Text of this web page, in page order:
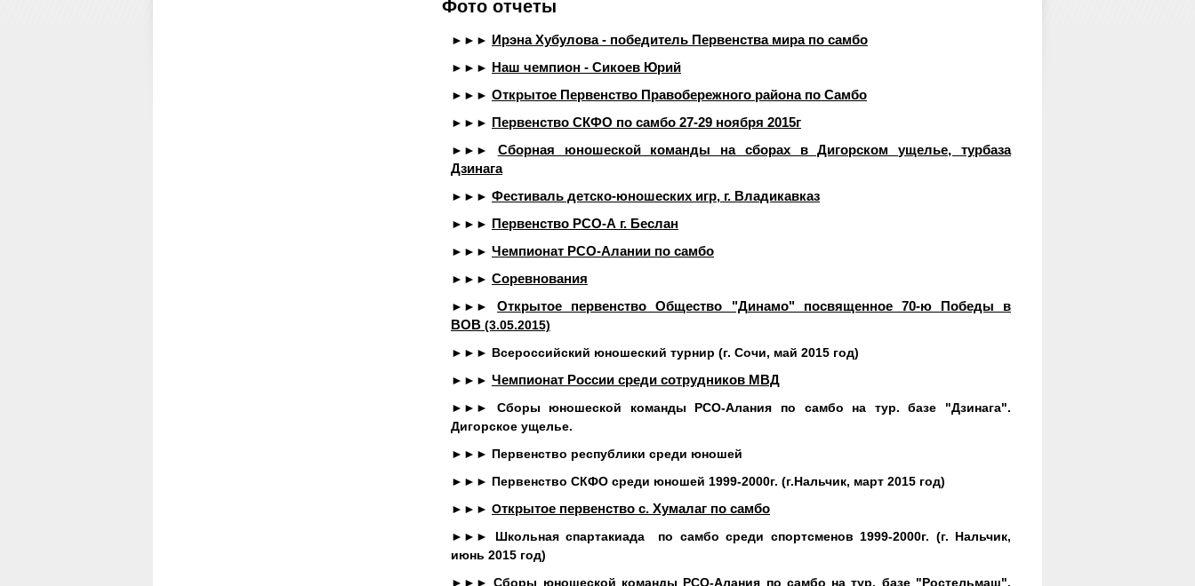
Фото отчеты
►►► Ирэна Хубулова - победитель Первенства мира по самбо
►►► Наш чемпион - Сикоев Юрий
►►► Открытое Первенство Правобережного района по Самбо
►►► Первенство СКФО по самбо 27-29 ноября 2015г
►►► Сборная юношеской команды на сборах в Дигорском ущелье, турбаза
Дзинага
►►► Фестиваль детско-юношеских игр, г. Владикавказ
►►► Первенство РСО-А г. Беслан
►►► Чемпионат РСО-Алании по самбо
►►► Соревнования
►►►Открытое первенство Общество "Динамо" посвященное 70-ю Победы в
ВОВ (3.05.2015)
►►► Всероссийский юношеский турнир (г. Сочи, май 2015 год)
►►► Чемпионат России среди сотрудников МВД
►►► Сборы юношеской команды РСО-Алания по самбо на тур. базе "Дзинага".
Дигорское ущелье.
►►► Первенство республики среди юношей
►►► Первенство СКФО среди юношей 1999-2000г. (г.Нальчик, март 2015 год)
►►► Открытое первенство с. Хумалаг по самбо
►►► Школьная спартакиада по самбо среди спортсменов 1999-2000г. (г. Нальчик,
июнь 2015 год)
►►►Сборы юношеской команды РСО-Алания по самбо на тур. базе "Ростельмаш".